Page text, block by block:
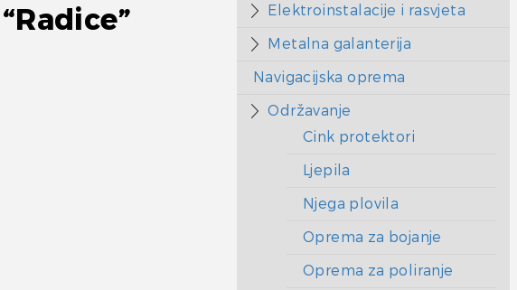
Elektroinstalacije i rasvjeta
Metalna galanterija
Navigacijska oprema
Održavanje
Cink protektori
Ljepila
Njega plovila
Oprema za bojanje
Oprema za poliranje